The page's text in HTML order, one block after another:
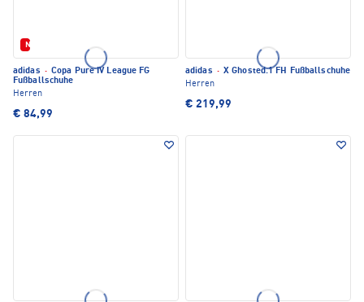
Neu
adidas · Copa Pure IV League FG
Fußballschuhe
Herren
€ 84,99
adidas · X Ghosted.1 FH Fußballschuhe
Herren
€ 219,99